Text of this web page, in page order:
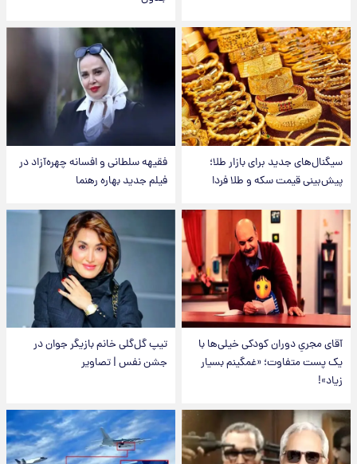
سیگنال‌های جدید برای بازار طلا؛
پیش‌بینی قیمت سکه و طلا فردا
فقیهه سلطانی و افسانه چهره‌آزاد در
فیلم جدید بهاره رهنما
آقای مجریِ دوران کودکی خیلی‌ها با
یک پست متفاوت؛ «غمگینم بسیار
زیاد»!
تیپ گل‌گلی خانم بازیگر جوان در
جشن نفس | تصاویر